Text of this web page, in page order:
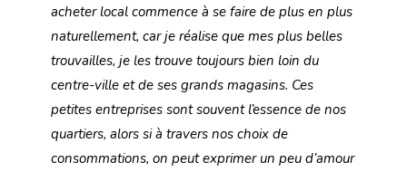
acheter local commence à se faire de plus en plus
naturellement, car je réalise que mes plus belles
trouvailles, je les trouve toujours bien loin du
centre-ville et de ses grands magasins. Ces
petites entreprises sont souvent l’essence de nos
quartiers, alors si à travers nos choix de
consommations, on peut exprimer un peu d’amour